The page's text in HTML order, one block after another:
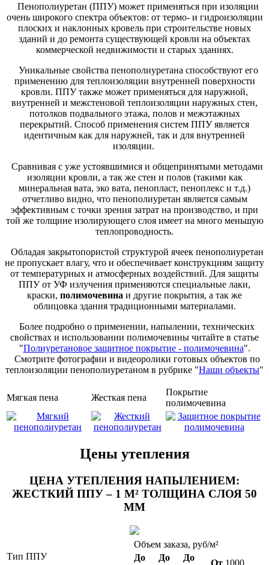
Пенополиуретан (ППУ) может применяться при изоляции
очень широкого спектра объектов: от термо- и гидроизоляции
плоских и наклонных кровель при строительстве новых
зданий и до ремонта существующей кровли на объектах
коммерческой недвижимости и старых зданиях.
Уникальные свойства пенополиуретана способствуют его
применению для теплоизоляции внутренней поверхности
кровли. ППУ также может применяться для наружной,
внутренней и межстеновой теплоизоляции наружных стен,
потолков подвального этажа, полов и межэтажных
перекрытий. Способ применения систем ППУ является
идентичным как для наружней, так и для внутренней
изоляции.
Сравнивая с уже устоявшимися и общепринятыми методами
изоляции кровли, а так же стен и полов (такими как
минеральная вата, эко вата, пенопласт, пеноплекс и т.д.)
отчетливо видно, что пенополиуретан является самым
эффективным с точки зрения затрат на производство, и при
той же толщине изолирующего слоя имеет на много меньшую
теплопроводность.
Обладая закрытопористой структурой ячеек пенополиуретан
не пропускает влагу, что и обеспечивает конструкциям защиту
от температурных и атмосферных воздействий. Для защиты
ППУ от УФ излучения применяются специальные лаки,
краски, полимочевина и другие покрытия, а так же
облицовка здания традиционными материалами.
Более подробно о применении, напылении, технических
свойствах и использовании полимочевины читайте в статье
"Полиуретановое защитное покрытие - полимочевина".
Смотрите фотографии и видеоролики готовых объектов по
теплоизоляции пенополиуретаном в рубрике "Наши объекты"
Мягкая пена Жесткая пена
Покрытие
полимочевина
Цены утепления
ЦЕНА УТЕПЛЕНИЯ НАПЫЛЕНИЕМ:
ЖЕСТКИЙ ППУ – 1 М² ТОЛЩИНА СЛОЯ 50
ММ
Тип ППУ
Объем заказа, руб/м²
До
До
До
От 1000